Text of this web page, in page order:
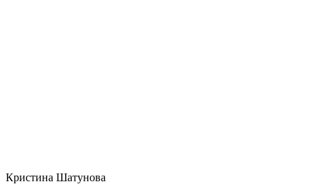
Кристина Шатунова